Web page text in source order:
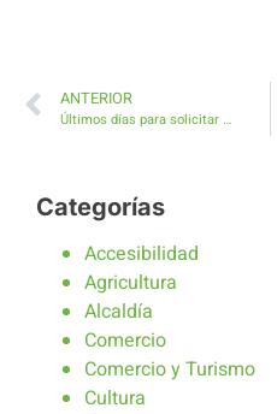
ANTERIOR
Últimos días para solicitar ayudas sociales a la escolarización
Categorías
Accesibilidad
Agricultura
Alcaldía
Comercio
Comercio y Turismo
Cultura